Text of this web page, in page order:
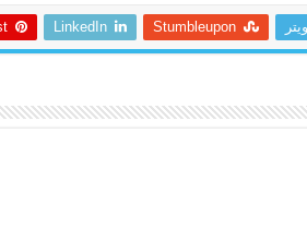
Stumbleupon
LinkedIn